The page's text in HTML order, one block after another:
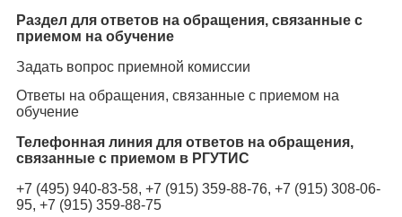
Раздел для ответов на обращения, связанные с
приемом на обучение
Задать вопрос приемной комиссии
Ответы на обращения, связанные с приемом на
обучение
Телефонная линия для ответов на обращения,
связанные с приемом в РГУТИС
+7 (495) 940-83-58, +7 (915) 359-88-76, +7 (915) 308-06-
95, +7 (915) 359-88-75